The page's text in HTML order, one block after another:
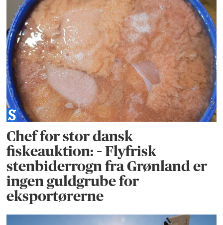
Chef for stor dansk
fiskeauktion: – Flyfrisk
stenbiderrogn fra Grønland er
ingen guldgrube for
eksportørerne